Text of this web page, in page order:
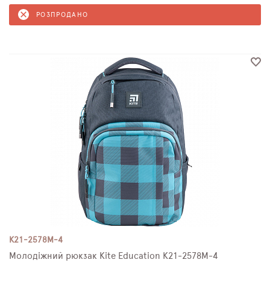
РОЗПРОДАНО
K21-2578M-4
Молодіжний рюкзак Kite Education K21-2578M-4